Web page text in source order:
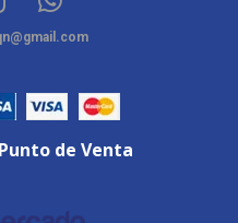
Punto de Venta